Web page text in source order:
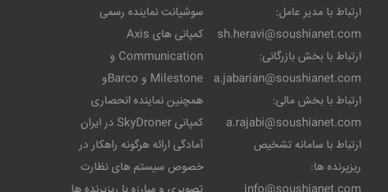
سوشیانت نماینده رسمی
کمپانی های Axis
Communication و
Milestone و Barcoو
همچنین نماینده انحصاری
کمپانی SkyDroner در ایران
آمادگی ارائه هرگونه راهکار در
خصوص سیستم های نظارت
ارتباط با مدیر عامل:
sh.heravi@soushianet.com
ارتباط با بخش بازرگانی:
a.jabarian@soushianet.com
ارتباط با بخش مالی:
a.rajabi@soushianet.com
ارتباط با سامانه تشخیص
ریزپرنده ها: